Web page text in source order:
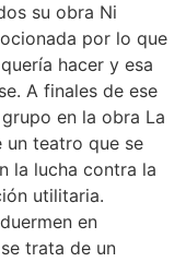
su obra Ni
por lo que
hacer y esa
A finales de ese
en la obra La
un teatro que se
la lucha contra la
utilitaria.
en
trata de un